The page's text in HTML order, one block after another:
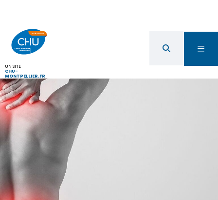
UN SITE
CHU-
MONTPELLIER.FR